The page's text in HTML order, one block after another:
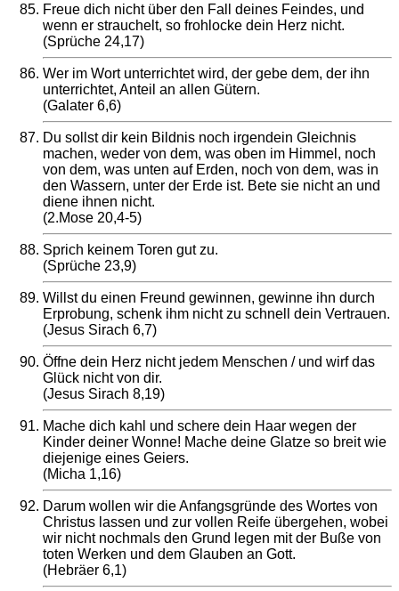
Freue dich nicht über den Fall deines Feindes, und
wenn er strauchelt, so frohlocke dein Herz nicht.
(Sprüche 24,17)
Wer im Wort unterrichtet wird, der gebe dem, der ihn
unterrichtet, Anteil an allen Gütern.
(Galater 6,6)
Du sollst dir kein Bildnis noch irgendein Gleichnis
machen, weder von dem, was oben im Himmel, noch
von dem, was unten auf Erden, noch von dem, was in
den Wassern, unter der Erde ist. Bete sie nicht an und
diene ihnen nicht.
(2.Mose 20,4-5)
Sprich keinem Toren gut zu.
(Sprüche 23,9)
Willst du einen Freund gewinnen, gewinne ihn durch
Erprobung, schenk ihm nicht zu schnell dein Vertrauen.
(Jesus Sirach 6,7)
Öffne dein Herz nicht jedem Menschen / und wirf das
Glück nicht von dir.
(Jesus Sirach 8,19)
Mache dich kahl und schere dein Haar wegen der
Kinder deiner Wonne! Mache deine Glatze so breit wie
diejenige eines Geiers.
(Micha 1,16)
Darum wollen wir die Anfangsgründe des Wortes von
Christus lassen und zur vollen Reife übergehen, wobei
wir nicht nochmals den Grund legen mit der Buße von
toten Werken und dem Glauben an Gott.
(Hebräer 6,1)